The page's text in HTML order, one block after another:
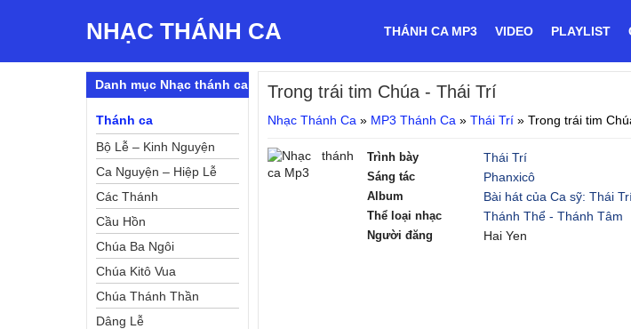
NHẠC THÁNH CA THÁNH CA MP3 VIDEO PLAYLIST
Trong trái tim Chúa - Thái Trí
Nhạc Thánh Ca » MP3 Thánh Ca »Thái Trí »Trong trái tim
Trình bày Thái Trí
Sáng tác Phanxicô
Album Bài hát của Ca sỹ: Thái
Thể loại nhạc Thánh Thể - Thánh Tâm
Người đăng Hai Yen
Danh mục Nhạc thánh ca
Thánh ca
Bộ Lễ – Kinh Nguyện
Ca Nguyện – Hiệp Lễ
Các Thánh
Cầu Hồn
Chúa Ba Ngôi
Chúa Kitô Vua
Chúa Thánh Thần
Dâng Lễ